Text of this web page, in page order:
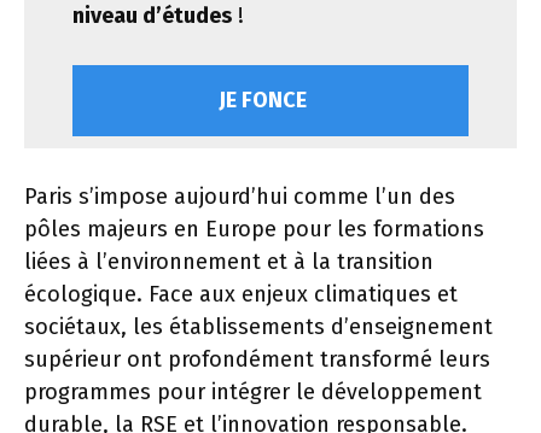
niveau d’études !
JE FONCE
Paris s’impose aujourd’hui comme l’un des
pôles majeurs en Europe pour les formations
liées à l’environnement et à la transition
écologique. Face aux enjeux climatiques et
sociétaux, les établissements d’enseignement
supérieur ont profondément transformé leurs
programmes pour intégrer le développement
durable, la RSE et l’innovation responsable.